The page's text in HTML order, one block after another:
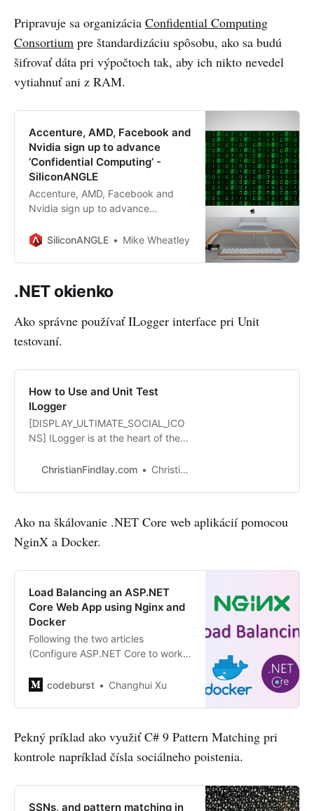
better battery life — but can
Google, Qualcomm, and the
Android smartwatch industry still
Pripravuje sa organizácia Confidential Computing
Consortium pre štandardizáciu spôsobu, ako sa budú
šifrovať dáta pri výpočtoch tak, aby ich nikto nevedel
vytiahnuť ani z RAM.
Accenture, AMD, Facebook and
Nvidia sign up to advance
‘Confidential Computing’ -
SiliconANGLE
Accenture, AMD, Facebook and
Nvidia sign up to advance
SiliconANGLE
SiliconANGLE Mike Wheatley
.NET okienko
Ako správne používať ILogger interface pri Unit
testovaní.
How to Use and Unit Test
ILogger
[DISPLAY_ULTIMATE_SOCIAL_ICO
NS] ILogger is at the heart of the
works well when you use it
wrong way, it is easy to go down a
trying to implement basic
functionality. Follow these tips
ChristianFindlay.com Christian Findlay
Ako na škálovanie .NET Core web aplikácií pomocou
NginX a Docker.
Load Balancing an ASP.NET
Core Web App using Nginx and
Docker
Following the two articles
(Configure ASP.NET Core to work
balancers and Host ASP.NET Core
Docs, I created a demo application
codeburst Changhui Xu
Pekný príklad ako využiť C# 9 Pattern Matching pri
kontrole napríklad čísla sociálneho poistenia.
SSNs, and pattern matching in